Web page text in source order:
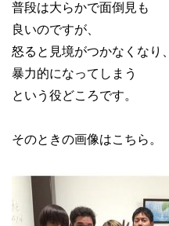
普段は大らかで面倒見も
良いのですが、
怒ると見境がつかなくなり、
暴力的になってしまう
という役どころです。
そのときの画像はこちら。